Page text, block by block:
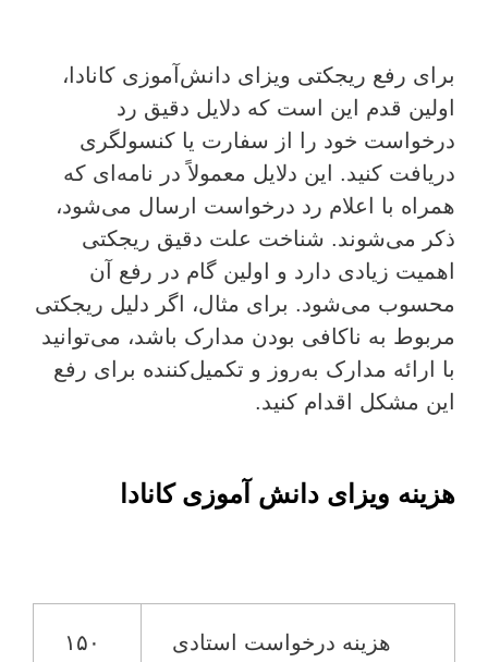
برای رفع ریجکتی ویزای دانش‌آموزی کانادا،
اولین قدم این است که دلایل دقیق رد
درخواست خود را از سفارت یا کنسولگری
دریافت کنید. این دلایل معمولاً در نامه‌ای که
همراه با اعلام رد درخواست ارسال می‌شود،
ذکر می‌شوند. شناخت علت دقیق ریجکتی
اهمیت زیادی دارد و اولین گام در رفع آن
محسوب می‌شود. برای مثال، اگر دلیل ریجکتی
مربوط به ناکافی بودن مدارک باشد، می‌توانید
با ارائه مدارک به‌روز و تکمیل‌کننده برای رفع
این مشکل اقدام کنید.
هزینه ویزای دانش آموزی کانادا
هزینه درخواست استادی ۱۵۰